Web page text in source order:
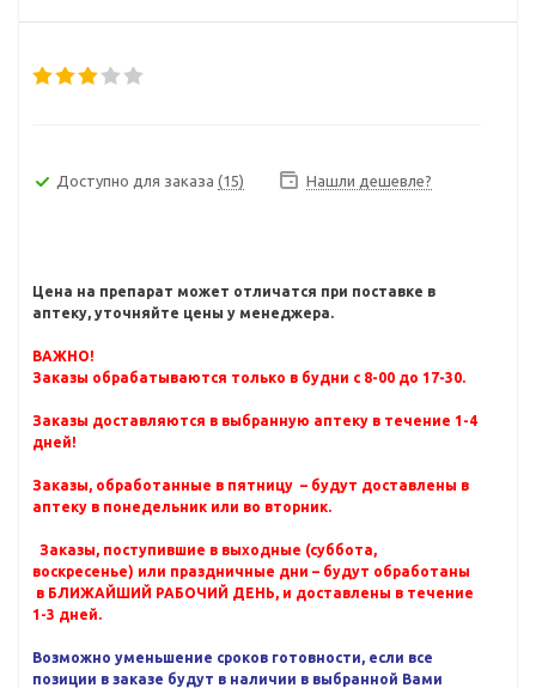
Доступно для заказа (15) Нашли дешевле?
Цена на препарат может отличатся при поставке в
аптеку, уточняйте цены у менеджера.
ВАЖНО!
Заказы обрабатываются только в будни с 8-00 до 17-30.
Заказы доставляются в выбранную аптеку в течение 1-4
дней!
Заказы, обработанные в пятницу – будут доставлены в
аптеку в понедельник или во вторник.
Заказы, поступившие в выходные (суббота,
воскресенье) или праздничные дни – будут обработаны
в БЛИЖАЙШИЙ РАБОЧИЙ ДЕНЬ, и доставлены в течение
1-3 дней.
Возможно уменьшение сроков готовности, если все
позиции в заказе будут в наличии в выбранной Вами